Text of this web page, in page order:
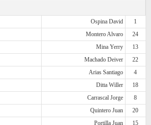
Ospina David
1
Montero Alvaro
24
Mina Yerry
13
Machado Deiver
22
Arias Santiago
4
Ditta Willer
18
Carrascal Jorge
8
Quintero Juan
20
Portilla Juan 15